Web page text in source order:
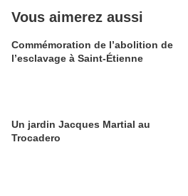
Vous aimerez aussi
Commémoration de l’abolition de
l’esclavage à Saint-Étienne
Un jardin Jacques Martial au
Trocadero